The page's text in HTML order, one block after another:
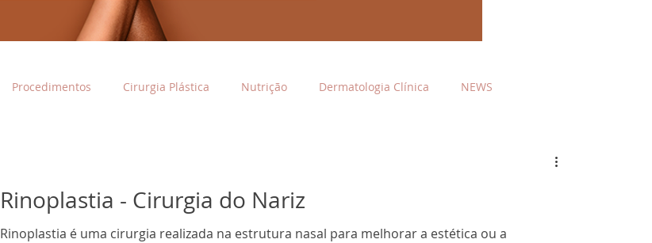
Procedimentos Cirurgia Plástica Nutrição Dermatologia Clínica NEWS
Rinoplastia - Cirurgia do Nariz
Rinoplastia é uma cirurgia realizada na estrutura nasal para melhorar a estética ou a